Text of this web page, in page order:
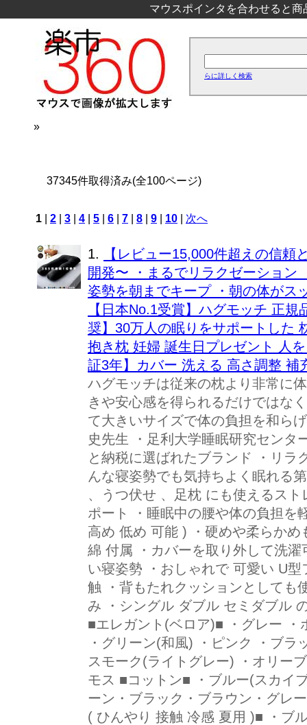
マウスポインタを合わせると
らに詳しく検索
»
37345件取得済み(全100ページ)
1 2 3 4 5 6 7 8 9 10 次へ
1.
【レビュー15,000件超えの信
開発〜 ・まるでリラクゼーション
姿勢を朝までキープ ・朝の体が
【日本No.1受賞】ハグモッチ 正
奨】30万人の眠りをサポートした
抱き枕 妊婦 誕生日プレゼント 人
証3年】カバー 洗える 高さ調整 補
ハグモッチは従来の枕より非常に
きや安心感を得られるだけではな
て大きいサイズで体の負担を和ら
史先生 ・足利大学睡眠研究センタ
と納税に選ばれたブランド ・リラ
んな寝姿勢でも気持ちよく眠れる
、うつ伏せ 、足枕 にも使えるス
ポート ・睡眠中の腰や体の負担を
高め 低め 可能 ) ・硬めや柔らか
綿 付属 ・カバーを取り外して洗
い寝姿勢 ・おしゃれで 可愛い U
触 ・背もたれクッションとしても
み ・シングル ダブル セミダブル
■エレガント(ベロア)■ ・グレー
・グリーン(和風) ・ピンク ・ブ
スモーク(ライトグレー) ・オリー
モス ■コットン■ ・ブルー(スカイ
ーン・ブラック・ブラウン・グレ
( ひんやり 接触 冷感 夏用 )■ ・ブ